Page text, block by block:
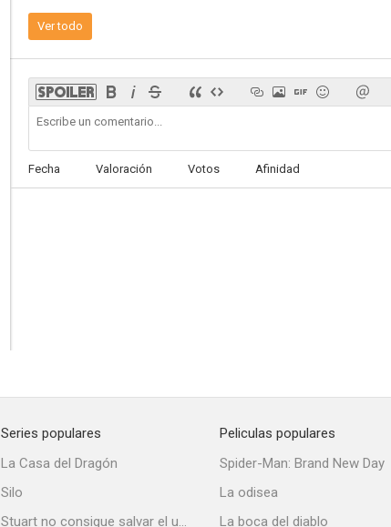
Ver todo
Fecha Valoración Votos Afinidad
Series populares
La Casa del Dragón
Silo
Stuart no consigue salvar el universo
Peliculas populares
Spider-Man: Brand New Day
La odisea
La boca del diablo